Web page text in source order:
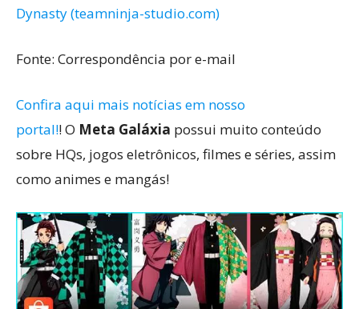
Dynasty (teamninja-studio.com)
Fonte: Correspondência por e-mail
Confira aqui mais notícias em nosso
portal!! O Meta Galáxia possui muito conteúdo
sobre HQs, jogos eletrônicos, filmes e séries, assim
como animes e mangás!